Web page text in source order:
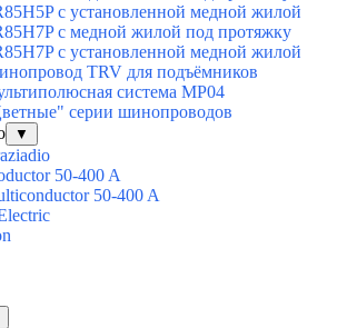
с установленной медной жилой
с медной жилой под протяжку
с установленной медной жилой
TRV для подъёмников
система MP04
серии шинопроводов
▼
50-400 A
50-400 A